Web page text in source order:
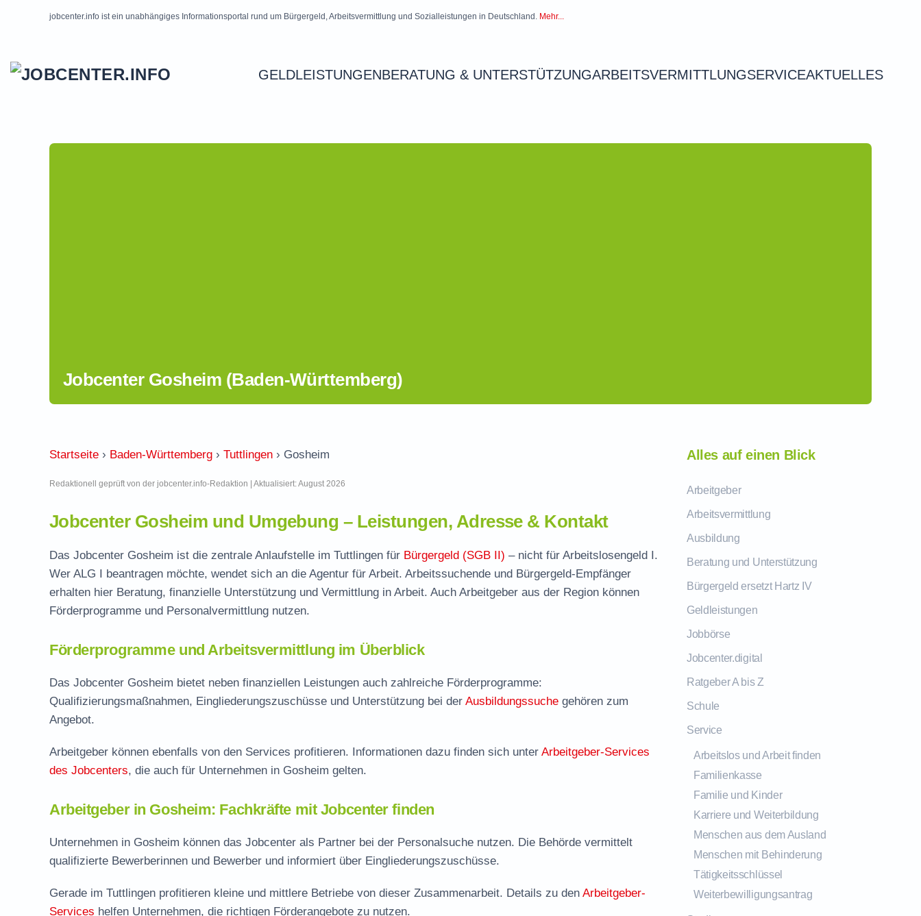
jobcenter.info ist ein unabhängiges Informationsportal rund um Bürgergeld, Arbeitsvermittlung und Sozialleistungen in Deutschland. Mehr...
GELDLEISTUNGENBERATUNG & UNTERSTÜTZUNGARBEITSVERMITTLUNGSERVICEAKTUELLES
Jobcenter Gosheim (Baden-Württemberg)
Startseite › Baden-Württemberg › Tuttlingen › Gosheim
Redaktionell geprüft von der jobcenter.info-Redaktion | Aktualisiert: August 2026
Jobcenter Gosheim und Umgebung – Leistungen, Adresse & Kontakt
Das Jobcenter Gosheim ist die zentrale Anlaufstelle im Tuttlingen für Bürgergeld (SGB II) – nicht für Arbeitslosengeld I.
Wer ALG I beantragen möchte, wendet sich an die Agentur für Arbeit. Arbeitssuchende und Bürgergeld-Empfänger
erhalten hier Beratung, finanzielle Unterstützung und Vermittlung in Arbeit. Auch Arbeitgeber aus der Region können
Förderprogramme und Personalvermittlung nutzen.
Förderprogramme und Arbeitsvermittlung im Überblick
Das Jobcenter Gosheim bietet neben finanziellen Leistungen auch zahlreiche Förderprogramme:
Qualifizierungsmaßnahmen, Eingliederungszuschüsse und Unterstützung bei der Ausbildungssuche gehören zum
Angebot.
Arbeitgeber können ebenfalls von den Services profitieren. Informationen dazu finden sich unter Arbeitgeber-Services
des Jobcenters, die auch für Unternehmen in Gosheim gelten.
Arbeitgeber in Gosheim: Fachkräfte mit Jobcenter finden
Unternehmen in Gosheim können das Jobcenter als Partner bei der Personalsuche nutzen. Die Behörde vermittelt
qualifizierte Bewerberinnen und Bewerber und informiert über Eingliederungszuschüsse.
Gerade im Tuttlingen profitieren kleine und mittlere Betriebe von dieser Zusammenarbeit. Details zu den Arbeitgeber-
Services helfen Unternehmen, die richtigen Förderangebote zu nutzen.
Alles auf einen Blick
Arbeitgeber
Arbeitsvermittlung
Ausbildung
Beratung und Unterstützung
Bürgergeld ersetzt Hartz IV
Geldleistungen
Jobbörse
Jobcenter.digital
Ratgeber A bis Z
Schule
Service
Arbeitslos und Arbeit finden
Familienkasse
Familie und Kinder
Karriere und Weiterbildung
Menschen aus dem Ausland
Menschen mit Behinderung
Tätigkeitsschlüssel
Weiterbewilligungsantrag